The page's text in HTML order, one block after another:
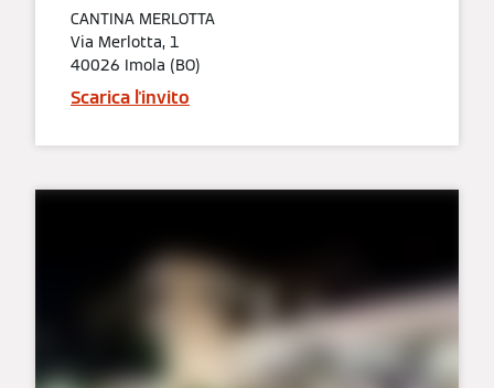
CANTINA MERLOTTA
Via Merlotta, 1
40026 Imola (BO)
Scarica l'invito